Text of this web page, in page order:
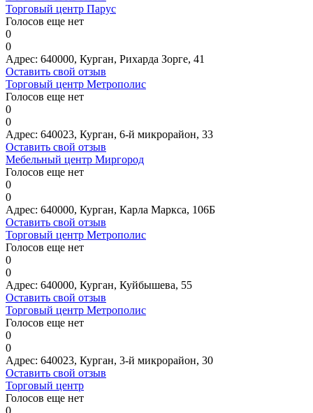
Торговый центр Парус
Голосов еще нет
0
0
Адрес: 640000, Курган, Рихарда Зорге, 41
Оставить свой отзыв
Торговый центр Метрополис
Голосов еще нет
0
0
Адрес: 640023, Курган, 6-й микрорайон, 33
Оставить свой отзыв
Мебельный центр Миргород
Голосов еще нет
0
0
Адрес: 640000, Курган, Карла Маркса, 106Б
Оставить свой отзыв
Торговый центр Метрополис
Голосов еще нет
0
0
Адрес: 640000, Курган, Куйбышева, 55
Оставить свой отзыв
Торговый центр Метрополис
Голосов еще нет
0
0
Адрес: 640023, Курган, 3-й микрорайон, 30
Оставить свой отзыв
Торговый центр
Голосов еще нет
0